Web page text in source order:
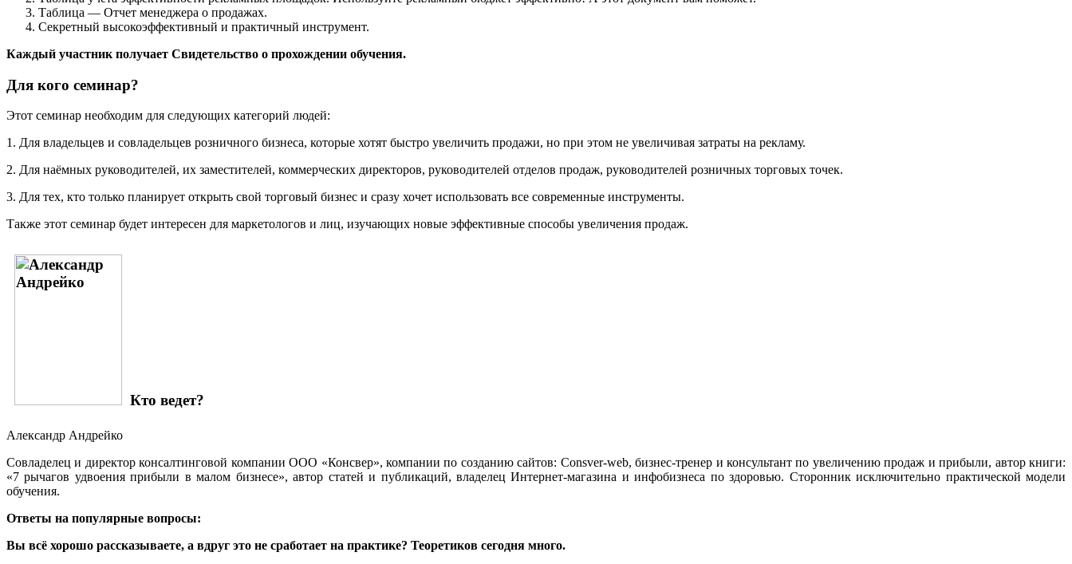
Таблица — Отчет менеджера о продажах.
Секретный высокоэффективный и практичный инструмент.
Каждый участник получает Свидетельство о прохождении обучения.
Для кого семинар?
Этот семинар необходим для следующих категорий людей:
1. Для владельцев и совладельцев розничного бизнеса, которые хотят быстро увеличить продажи, но при этом не увеличивая затраты на рекламу.
2. Для наёмных руководителей, их заместителей, коммерческих директоров, руководителей отделов продаж, руководителей розничных торговых точек.
3. Для тех, кто только планирует открыть свой торговый бизнес и сразу хочет использовать все современные инструменты.
Также этот семинар будет интересен для маркетологов и лиц, изучающих новые эффективные способы увеличения продаж.
Кто ведет?
Александр Андрейко
Совладелец и директор консалтинговой компании ООО «Консвер», компании по созданию сайтов: Consver-web, бизнес-тренер и консультант по увеличению продаж и прибыли, автор книги:
«7 рычагов удвоения прибыли в малом бизнесе», автор статей и публикаций, владелец Интернет-магазина и инфобизнеса по здоровью. Сторонник исключительно практической модели
обучения.
Ответы на популярные вопросы:
Вы всё хорошо рассказываете, а вдруг это не сработает на практике? Теоретиков сегодня много.